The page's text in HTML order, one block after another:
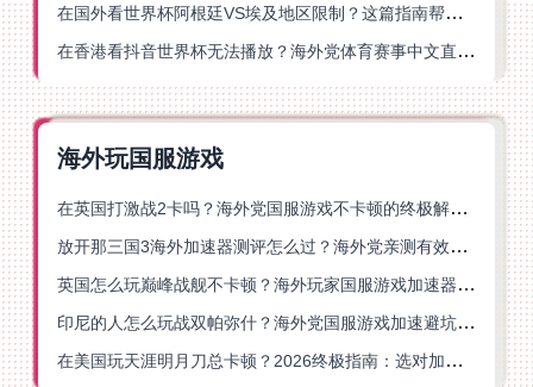
在国外看世界杯阿根廷VS埃及地区限制？这篇指南帮你搞定中文直播+解说
在香港看抖音世界杯无法播放？海外党体育赛事中文直播终极指南
海外玩国服游戏
在英国打激战2卡吗？海外党国服游戏不卡顿的终极解决方案
放开那三国3海外加速器测评怎么过？海外党亲测有效的国服游戏加速指南
英国怎么玩巅峰战舰不卡顿？海外玩家国服游戏加速器终极指南
印尼的人怎么玩战双帕弥什？海外党国服游戏加速避坑指南
在美国玩天涯明月刀总卡顿？2026终极指南：选对加速器让你丝滑连招